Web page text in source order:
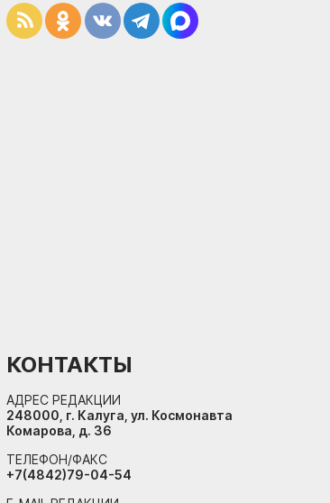
КОНТАКТЫ
АДРЕС РЕДАКЦИИ
248000, г. Калуга, ул. Космонавта
Комарова, д. 36
ТЕЛЕФОН/ФАКС
+7(4842)79-04-54